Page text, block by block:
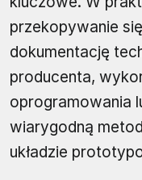
przekopywanie
dokumentację
producenta,
oprogramowania
wiarygodną
układzie